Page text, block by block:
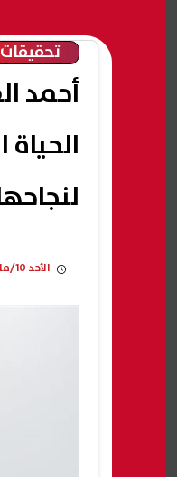
أحمد
الأحد 10/مايو/2026 - 07:32 م